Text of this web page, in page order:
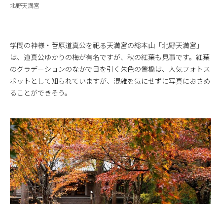
北野天満宮
学問の神様・菅原道真公を祀る天満宮の総本山「北野天満宮」
は、道真公ゆかりの梅が有名ですが、秋の紅葉も見事です。紅葉
のグラデーションのなかで目を引く朱色の鶯橋は、人気フォトス
ポットとして知られていますが、混雑を気にせずに写真におさめ
ることができそう。